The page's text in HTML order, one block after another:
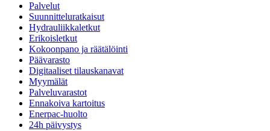
Palvelut
Suunnitteluratkaisut
Hydrauliikkaletkut
Erikoisletkut
Kokoonpano ja räätälöinti
Päävarasto
Digitaaliset tilauskanavat
Myymälät
Palveluvarastot
Ennakoiva kartoitus
Enerpac-huolto
24h päivystys